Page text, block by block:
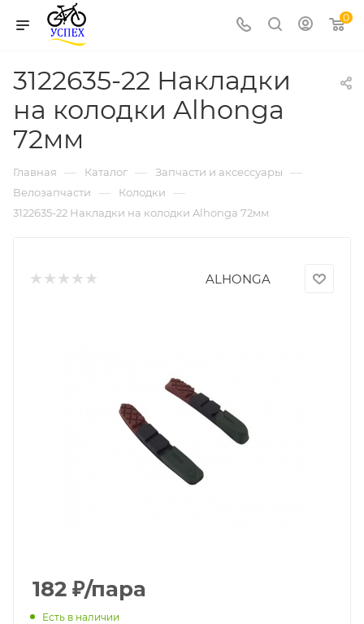
0
3122635-22 Накладки
на колодки Alhonga
72мм
Главная — Каталог — Запчасти и аксессуары —
Велозапчасти — Колодки —
3122635-22 Накладки на колодки Alhonga 72мм
ALHONGA
182 ₽/пара
Есть в наличии